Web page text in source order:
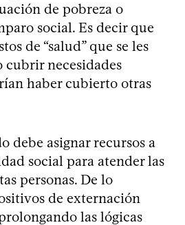
de pobreza o
social. Es decir que
de “salud” que se les
cubrir necesidades
haber cubierto otras
debe asignar recursos a
social para atender las
personas. De lo
de externación
las lógicas